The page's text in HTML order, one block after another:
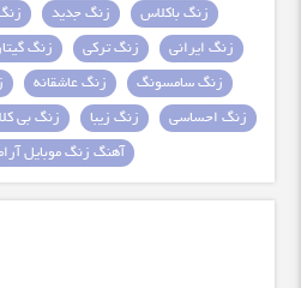
زنگ باکلاس زنگ جدید
زنگ ایرانی
زنگ ترکی زنگ
زنگ سامسونگ
زنگ عاشقانه
زنگ احساسی
زنگ زیبا زنگ بی
آهنگ زنگ موبایل